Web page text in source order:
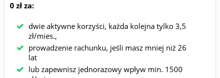
0 zł za:
dwie aktywne korzyści, każda kolejna tylko 3,5
zł/mies.,
prowadzenie rachunku, jeśli masz mniej niż 26
lat
lub zapewnisz jednorazowy wpływ min. 1500